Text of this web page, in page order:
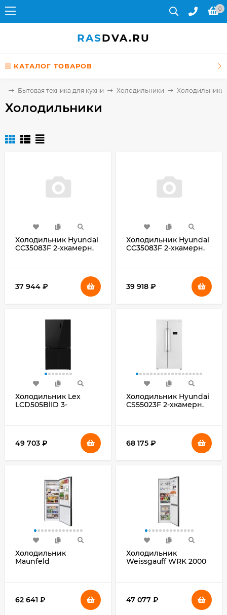
0
RASDVA.RU
КАТАЛОГ ТОВАРОВ
Бытовая техника для кухни Холодильники Холодильники
Холодильники
Холодильник Hyundai
CC35083F 2-хкамерн.
37 944 ₽
Холодильник Hyundai
CC35083F 2-хкамерн.
39 918 ₽
Холодильник Lex
LCD505BlID 3-
49 703 ₽
Холодильник Hyundai
CS55023F 2-хкамерн.
68 175 ₽
Холодильник
Maunfeld
62 641 ₽
Холодильник
Weissgauff WRK 2000
47 077 ₽